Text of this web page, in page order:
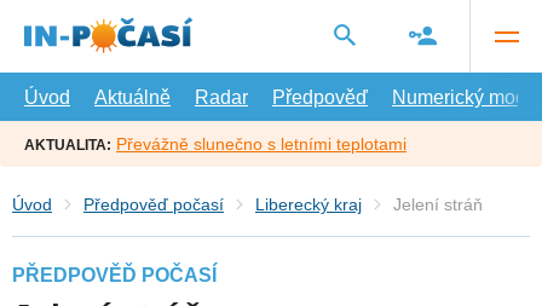
hlavní
Úvod
Aktuálně Radar Předpověď Numerický model
AKTUALITA: Převážně slunečno s letními teplotami
Úvod Předpověď počasí Liberecký kraj Jelení stráň
PŘEDPOVĚĎ POČASÍ